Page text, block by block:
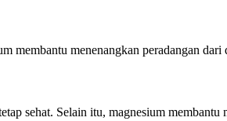
membantu menenangkan peradangan dari
sehat. Selain itu, magnesium membantu